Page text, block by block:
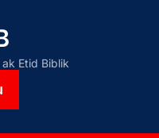
Etid Biblik